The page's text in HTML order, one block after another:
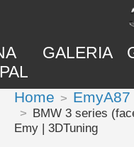
GALERIA
Home EmyA87
BMW 3 series
Emy | 3DTuning